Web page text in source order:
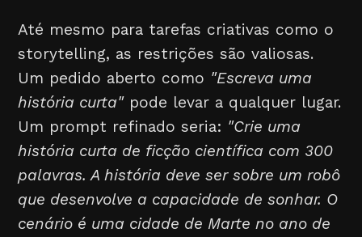
Até mesmo para tarefas criativas como o
storytelling, as restrições são valiosas.
Um pedido aberto como "Escreva uma
história curta"pode levar a qualquer lugar.
Um prompt refinado seria: "Crie uma
história curta de ficção científica com 300
palavras. A história deve ser sobre um robô
que desenvolve a capacidade de sonhar. O
cenário é uma cidade de Marte no ano de